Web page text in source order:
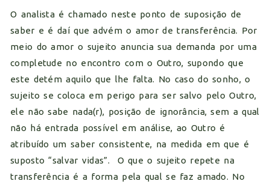
O analista é chamado neste ponto de suposição de
saber e é daí que advém o amor de transferência. Por
meio do amor o sujeito anuncia sua demanda por uma
completude no encontro com o Outro, supondo que
este detém aquilo que lhe falta. No caso do sonho, o
sujeito se coloca em perigo para ser salvo pelo Outro,
ele não sabe nada(r), posição de ignorância, sem a qual
não há entrada possível em análise, ao Outro é
atribuído um saber consistente, na medida em que é
suposto “salvar vidas”. O que o sujeito repete na
transferência é a forma pela qual se faz amado. No